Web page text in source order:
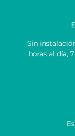
Sin
horas al día,